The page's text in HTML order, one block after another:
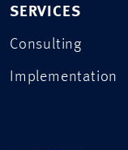
SERVICES
Consulting
Implementation